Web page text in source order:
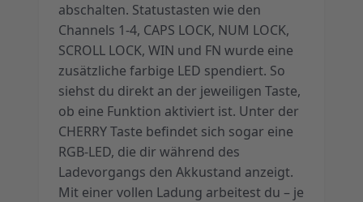
abschalten. Statustasten wie den
Channels 1-4, CAPS LOCK, NUM LOCK,
SCROLL LOCK, WIN und FN wurde eine
zusätzliche farbige LED spendiert. So
siehst du direkt an der jeweiligen Taste,
ob eine Funktion aktiviert ist. Unter der
CHERRY Taste befindet sich sogar eine
RGB-LED, die dir während des
Ladevorgangs den Akkustand anzeigt.
Mit einer vollen Ladung arbeitest du – je